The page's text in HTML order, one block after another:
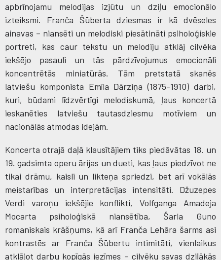
apbrīnojamu melodijas izjūtu un dziļu emocionālo
izteiksmi. Franča Šūberta dziesmas ir kā dvēseles
ainavas – niansēti un melodiski piesātināti psiholoģiskie
portreti, kas caur tekstu un melodiju atklāj cilvēka
iekšējo pasauli un tās pārdzīvojumus emocionāli
koncentrētās miniatūrās. Tām pretstatā skanēs
latviešu komponista Emīla Dārziņa (1875-1910) darbi,
kuri, būdami līdzvērtīgi melodiskumā, ļaus koncertā
ieskanēties latviešu tautasdziesmu motīviem un
nacionālās atmodas idejām.
Koncerta otrajā daļā klausītājiem tiks piedāvātas 18. un
19. gadsimta operu ārijas un dueti, kas ļaus piedzīvot ne
tikai drāmu, kaisli un likteņa spriedzi, bet arī vokālās
meistarības un interpretācijas intensitāti. Džuzepes
Verdi varoņu iekšējie konflikti, Volfganga Amadeja
Mocarta psiholoģiskā niansētība, Šarla Guno
romaniskais krāšņums, kā arī Franča Lehāra šarms asi
kontrastēs ar Franča Šūbertu intimitāti, vienlaikus
atklājot darbu kopīgās iezīmes – cilvēku savas dziļākās